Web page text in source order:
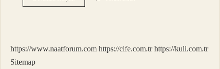
Türkçe
https://www.naatforum.com https://cife.com.tr https://kuli.com.tr
Sitemap